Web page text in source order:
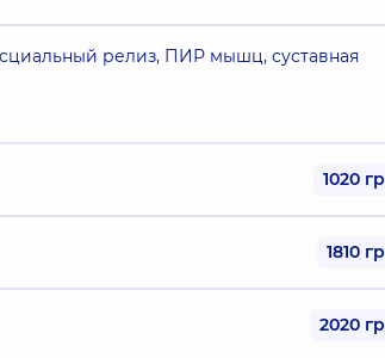
релиз, ПИР мышц, суставная
1020
1810
2020